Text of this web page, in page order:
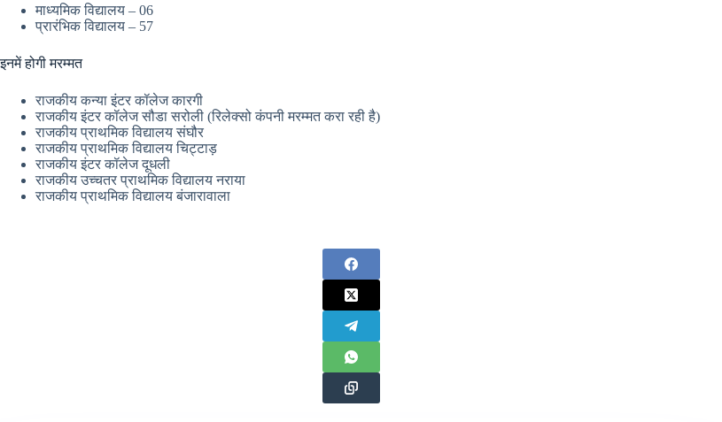
माध्यमिक विद्यालय – 06
प्रारंभिक विद्यालय – 57
इनमें होगी मरम्मत
राजकीय कन्या इंटर कॉलेज कारगी
राजकीय इंटर कॉलेज सौडा सरोली (रिलेक्सो कंपनी मरम्मत करा रही है)
राजकीय प्राथमिक विद्यालय संघौर
राजकीय प्राथमिक विद्यालय चिट्टाड़
राजकीय इंटर कॉलेज दूधली
राजकीय उच्चतर प्राथमिक विद्यालय नराया
राजकीय प्राथमिक विद्यालय बंजारावाला